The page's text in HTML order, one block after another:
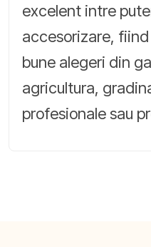
excelent intre
accesorizare,
bune alegeri din
agricultura,
profesionale sau